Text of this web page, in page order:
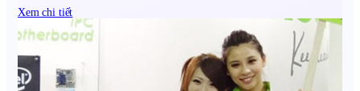
Xem chi tiết